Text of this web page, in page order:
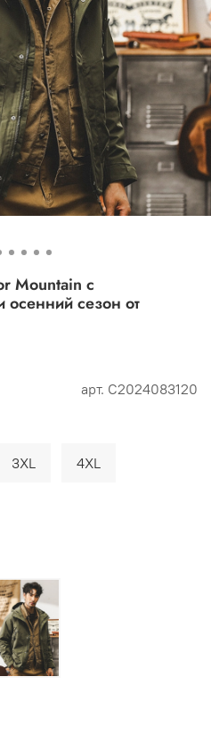
арт. C2024083120
Mountain c
сезон от
3XL 4XL